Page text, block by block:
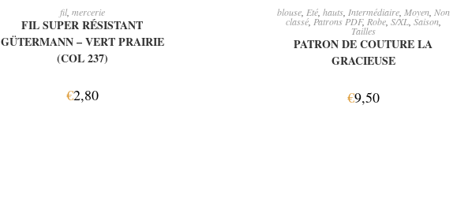
AJOUTER AU PANIER
fil, mercerie
FIL SUPER RÉSISTANT
GÜTERMANN – VERT PRAIRIE
(COL 237)
€2,80
AJOUTER AU PANIER
blouse, Eté, hauts, Intermédiaire, Moyen, Non
classé, Patrons PDF, Robe, S/XL, Saison,
Tailles
PATRON DE COUTURE LA
GRACIEUSE
€9,50